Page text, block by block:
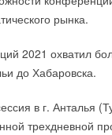
рынка.
2021 охватил
до Хабаровска.
в г. Анталья
трехдневной
попали в
или позвоните
внутренние,
Со временем
исправить: